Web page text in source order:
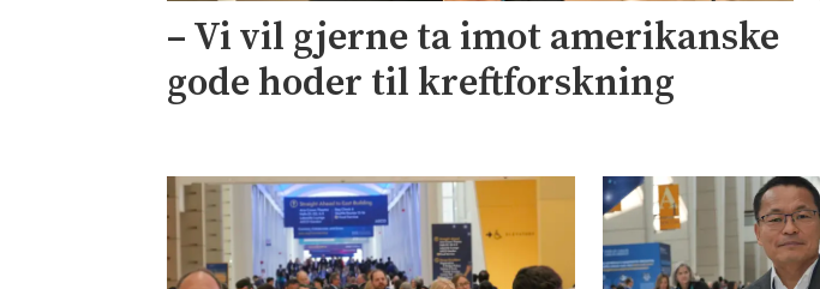
– Vi vil gjerne ta imot amerikanske
gode hoder til kreftforskning